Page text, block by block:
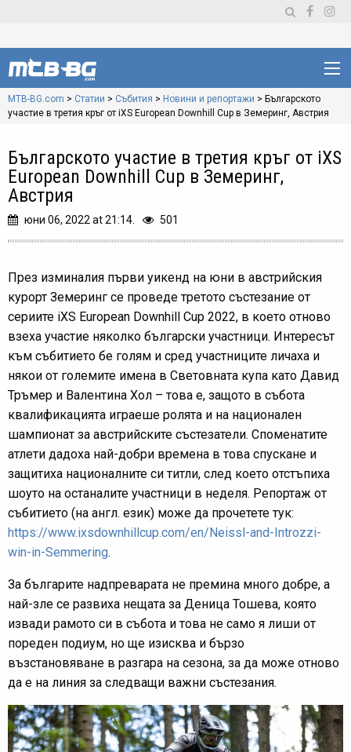
MTB-BG.com > Статии > Събития > Новини и репортажи > Българското
участие в третия кръг от iXS European Downhill Cup в Земеринг, Австрия
Българското участие в третия кръг от iXS
European Downhill Cup в Земеринг,
Австрия
юни 06, 2022 at 21:14. 501
През изминалия първи уикенд на юни в австрийския
курорт Земеринг се проведе третото състезание от
сериите iXS European Downhill Cup 2022, в което отново
взеха участие няколко български участници. Интересът
към събитието бе голям и сред участниците личаха и
някои от големите имена в Световната купа като Давид
Тръмер и Валентина Хол – това е, защото в събота
квалификацията играеше ролята и на национален
шампионат за австрийските състезатели. Споменатите
атлети дадоха най-добри времена в това спускане и
защитиха националните си титли, след което отстъпиха
шоуто на останалите участници в неделя. Репортаж от
събитието (на англ. език) може да прочетете тук:
https://www.ixsdownhillcup.com/en/Neissl-and-Introzzi-
win-in-Semmering.
За българите надпреварата не премина много добре, а
най-зле се развиха нещата за Деница Тошева, която
извади рамото си в събота и това не само я лиши от
пореден подиум, но ще изисква и бързо
възстановяване в разгара на сезона, за да може отново
да е на линия за следващи важни състезания.